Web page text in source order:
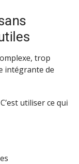
trop
intégrante de
utiliser ce qui